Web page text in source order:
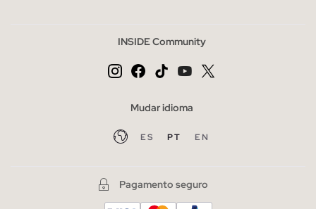
INSIDE Community
Mudar idioma
ES PT EN
Pagamento seguro